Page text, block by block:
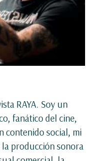
RAYA. Soy un
fanático del cine,
contenido social, mi
producción sonora